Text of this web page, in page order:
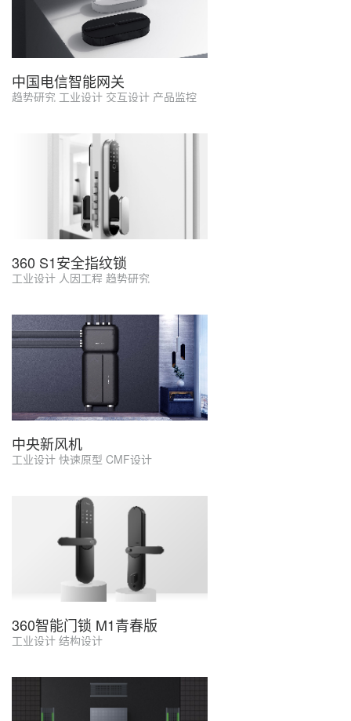
中国电信智能网关
趋势研究 工业设计 交互设计 产品监控
360 S1安全指纹锁
工业设计 人因工程 趋势研究
中央新风机
工业设计 快速原型 CMF设计
360智能门锁 M1青春版
工业设计 结构设计